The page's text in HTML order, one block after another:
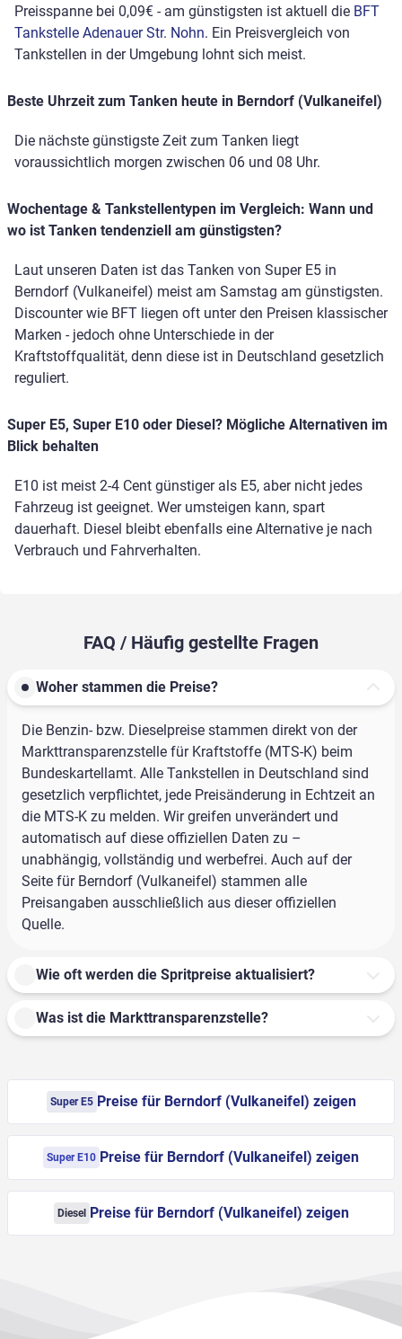
Preisspanne bei 0,09€ - am günstigsten ist aktuell die BFT
Tankstelle Adenauer Str. Nohn. Ein Preisvergleich von
Tankstellen in der Umgebung lohnt sich meist.
Beste Uhrzeit zum Tanken heute in Berndorf (Vulkaneifel)
Die nächste günstigste Zeit zum Tanken liegt
voraussichtlich morgen zwischen 06 und 08 Uhr.
Wochentage & Tankstellentypen im Vergleich: Wann und
wo ist Tanken tendenziell am günstigsten?
Laut unseren Daten ist das Tanken von Super E5 in
Berndorf (Vulkaneifel) meist am Samstag am günstigsten.
Discounter wie BFT liegen oft unter den Preisen klassischer
Marken - jedoch ohne Unterschiede in der
Kraftstoffqualität, denn diese ist in Deutschland gesetzlich
reguliert.
Super E5, Super E10 oder Diesel? Mögliche Alternativen im
Blick behalten
E10 ist meist 2-4 Cent günstiger als E5, aber nicht jedes
Fahrzeug ist geeignet. Wer umsteigen kann, spart
dauerhaft. Diesel bleibt ebenfalls eine Alternative je nach
Verbrauch und Fahrverhalten.
FAQ / Häufig gestellte Fragen
Woher stammen die Preise?
Die Benzin- bzw. Dieselpreise stammen direkt von der
Markttransparenzstelle für Kraftstoffe (MTS-K) beim
Bundeskartellamt. Alle Tankstellen in Deutschland sind
gesetzlich verpflichtet, jede Preisänderung in Echtzeit an
die MTS-K zu melden. Wir greifen unverändert und
automatisch auf diese offiziellen Daten zu –
unabhängig, vollständig und werbefrei. Auch auf der
Seite für Berndorf (Vulkaneifel) stammen alle
Preisangaben ausschließlich aus dieser offiziellen
Quelle.
Wie oft werden die Spritpreise aktualisiert?
Was ist die Markttransparenzstelle?
Super E5 Preise für Berndorf (Vulkaneifel) zeigen
Super E10 Preise für Berndorf (Vulkaneifel) zeigen
Diesel Preise für Berndorf (Vulkaneifel) zeigen